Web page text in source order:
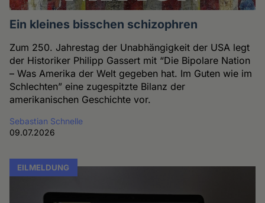
Ein kleines bisschen schizophren
Zum 250. Jahrestag der Unabhängigkeit der USA legt
der Historiker Philipp Gassert mit “Die Bipolare Nation
– Was Amerika der Welt gegeben hat. Im Guten wie im
Schlechten” eine zugespitzte Bilanz der
amerikanischen Geschichte vor.
Sebastian Schnelle
09.07.2026
EILMELDUNG